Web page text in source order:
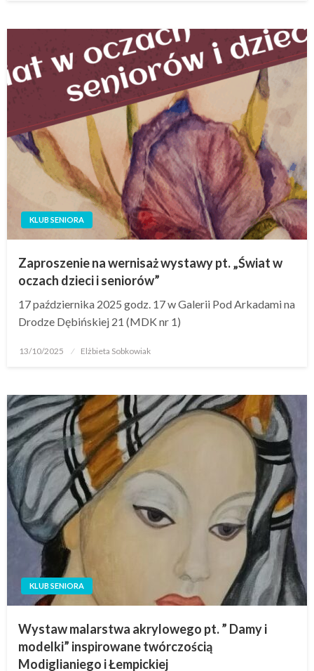
KLUB SENIORA
Zaproszenie na wernisaż wystawy pt. „Świat w
oczach dzieci i seniorów”
17 października 2025 godz. 17 w Galerii Pod Arkadami na
Drodze Dębińskiej 21 (MDK nr 1)
13/10/2025 Elżbieta Sobkowiak
KLUB SENIORA
Wystaw malarstwa akrylowego pt. ” Damy i
modelki” inspirowane twórczością
Modiglianiego i Łempickiej